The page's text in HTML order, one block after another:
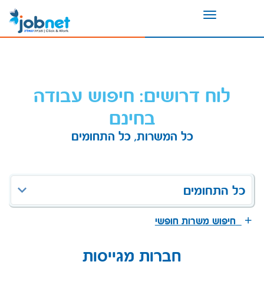
Toggle
לוח דרושים: חיפוש עבודה
בחינם
כל המשרות, כל התחומים
כל התחומים
חיפוש משרות חופשי
חברות מגייסות